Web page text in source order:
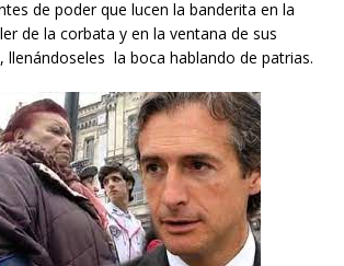
de poder que lucen la banderita en la
de la corbata y en la ventana de sus
llenándoseles la boca hablando de patrias.